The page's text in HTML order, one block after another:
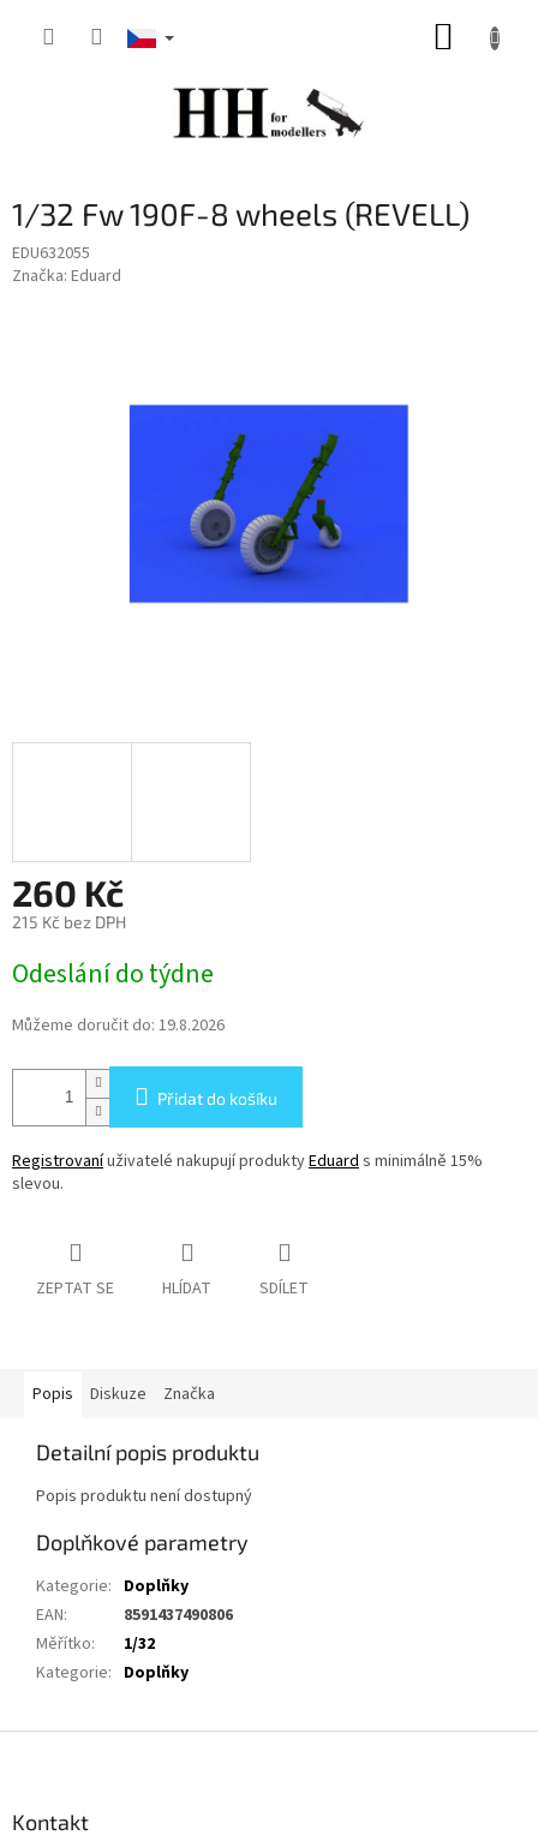
1/32 Fw 190F-8 wheels (REVELL)
EDU632055
Značka: Eduard
260 Kč
215 Kč bez DPH
cena:
Odeslání do týdne
Můžeme doručit do: 19.8.2026
Přidat do košíku
Registrovaníuživatelé nakupují produktyEduards minimálně 15%
slevou.
ZEPTAT SE HLÍDAT SDÍLET
Popis Diskuze Značka
Detailní popis produktu
Popis produktu není dostupný
Doplňkové parametry
Kategorie: Doplňky
EAN:
8591437490806
Měřítko:
1/32
Kategorie: Doplňky
Kontakt